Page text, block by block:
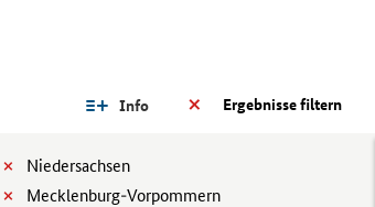
Ergebnisse filtern
Info
Niedersachsen
Mecklenburg-Vorpommern